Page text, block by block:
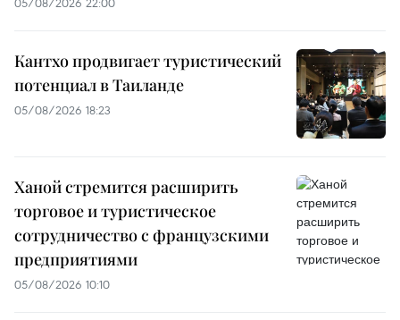
Кантхо продвигает туристический
потенциал в Таиланде
05/08/2026 18:23
Ханой стремится расширить
торговое и туристическое
сотрудничество с французскими
предприятиями
05/08/2026 10:10